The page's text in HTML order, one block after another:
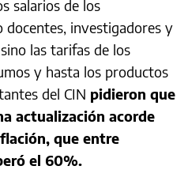
salarios de los
docentes, investigadores y
las tarifas de los
y hasta los productos
del CIN pidieron que
actualización acorde
que entre
el 60%.